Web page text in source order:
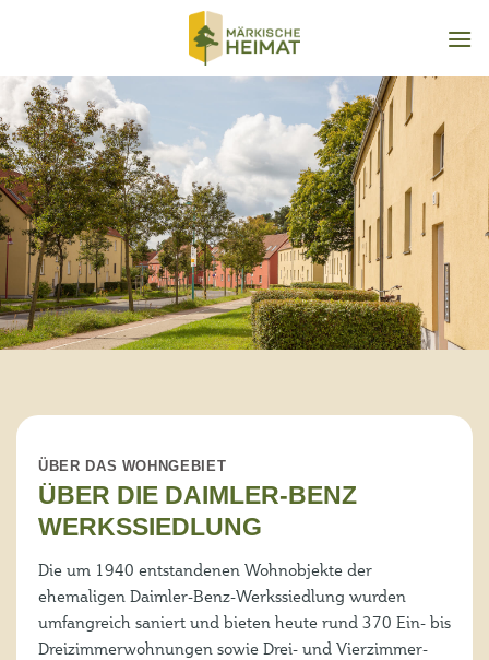
ÜBER DAS WOHNGEBIET
ÜBER DIE DAIMLER-BENZ
WERKSSIEDLUNG
Die um 1940 entstandenen Wohnobjekte der
ehemaligen Daimler-Benz-Werkssiedlung wurden
umfangreich saniert und bieten heute rund 370 Ein- bis
Dreizimmerwohnungen sowie Drei- und Vierzimmer-